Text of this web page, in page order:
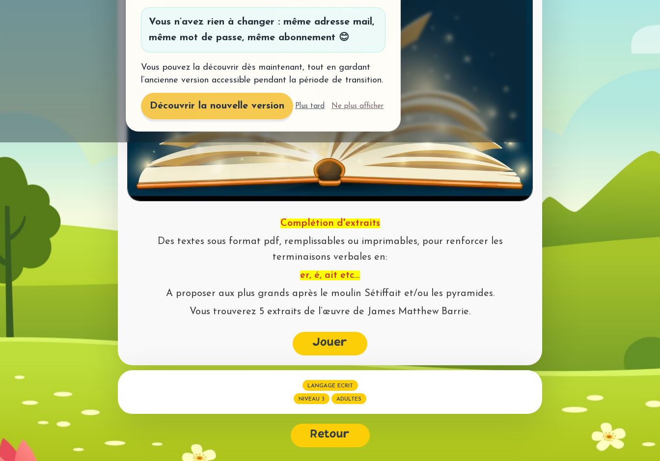
Mot de passe perdu?
MÉMOIRE
Lire
la
vidéo
Complétion d'extraits
Des textes sous format pdf, remplissables ou imprimables, pour renforcer les
terminaisons verbales en:
er, é, ait etc...
A proposer aux plus grands après le moulin Sétiffait et/ou les pyramides.
Vous trouverez 5 extraits de l’œuvre de James Matthew Barrie.
Jouer
LANGAGE ECRIT
NIVEAU 3 ADULTES
Retour
Vous n’avez rien à changer : même adresse mail,
même mot de passe, même abonnement 😊
Vous pouvez la découvrir dès maintenant, tout en gardant
l’ancienne version accessible pendant la période de transition.
Découvrir la nouvelle version Plus tard Ne plus afficher